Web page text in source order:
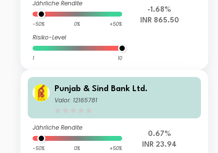
Jährliche Rendite
-50% 0% +50%
Risiko-Level
1 10
-1.68%
INR 865.50
Punjab & Sind Bank Ltd.
Valor: 12165781
Jährliche Rendite
-50% 0% +50%
0.67%
INR 23.94